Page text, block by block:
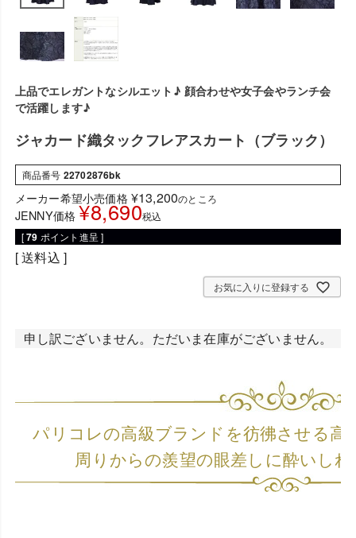
上品でエレガントなシルエット♪ 顔合わせや女子会やランチ会
で活躍します♪
ジャカード織タックフレアスカート（ブラック）
商品番号 22702876bk
メーカー希望小売価格 ¥13,200のところ
JENNY価格 ¥8,690税込
[79 ポイント進呈 ]
送料込
お気に入りに登録する
申し訳ございません。ただいま在庫がございません。
パリコレの高級ブランドを彷彿させる高
周りからの羨望の眼差しに酔いし